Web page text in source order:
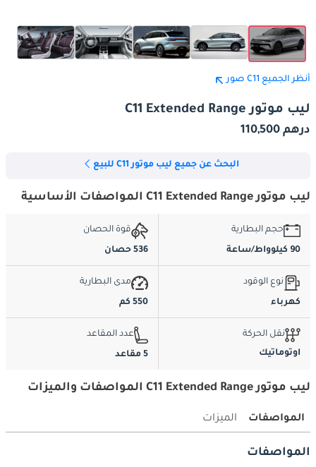
أنظر الجميع C11 صور
ليب موتور C11 Extended Range
درهم 110,500
البحث عن جميع ليب موتور C11 للبيع
ليب موتور C11 Extended Range المواصفات الأساسية
حجم البطارية
90 كيلوواط/ساعة
قوة الحصان
536 حصان
نوع الوقود
كهرباء
مدى البطارية
550 كم
نقل الحركة
اوتوماتيك
عدد المقاعد
5 مقاعد
ليب موتور C11 Extended Range المواصفات والميزات
المواصفات الميزات
المواصفات